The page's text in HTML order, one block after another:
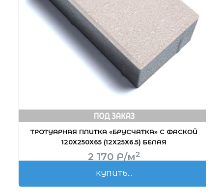
ТРОТУАРНАЯ ПЛИТКА «БРУСЧАТКА» С ФАСКОЙ
120Х250Х65 (12Х25Х6.5) БЕЛАЯ
2 170 Р/м2
КУПИТЬ...